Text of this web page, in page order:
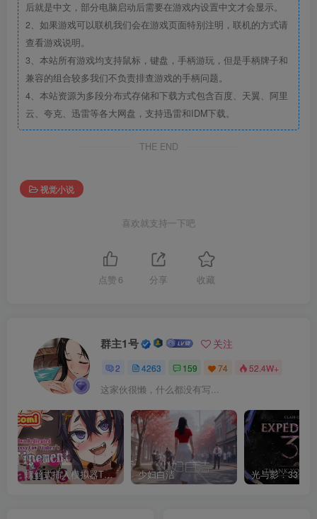
后就是中文，部分电脑启动后需要在游戏内设置中文才会显示。
2、如果游戏可以联机我们会在游戏页面特别注明，联机的方式请
查看游戏说明。
3、本站所有游戏均支持鼠标，键盘，手柄游玩，但是手柄牌子和
兼容的组合较多我们不负责排查游戏的手柄问题。
4、本站资源为多段分布式存储和下载方式包含百度、天翼、阿里
云、夸克、迅雷等各大网盘，支持迅雷和IDM下载。
THE END
视觉小说
喜欢就支持一下吧
点赞 6 分享 收藏
群主1号 关注
2 4263 159 74 52.4W+
这家伙很懒，什么都没有写...
螺丝式插入模拟器TMA02 少妇白洁